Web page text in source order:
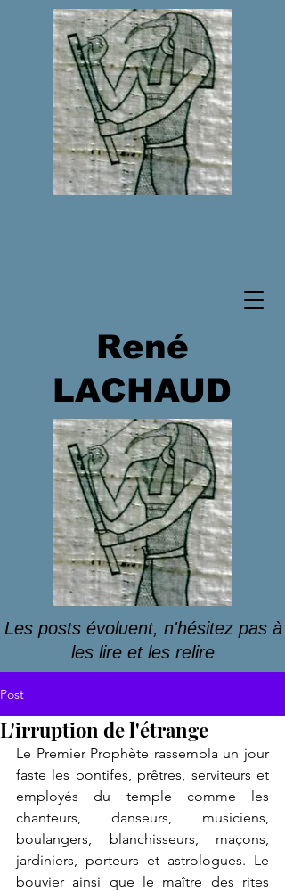
René
LACHAUD
Les posts évoluent, n'hésitez pas à
les lire et les relire
Post
L'irruption de l'étrange
Le Premier Prophète rassembla un jour
faste les pontifes, prêtres, serviteurs et
employés du temple comme les
chanteurs, danseurs, musiciens,
boulangers, blanchisseurs, maçons,
jardiniers, porteurs et astrologues. Le
bouvier ainsi que le maître des rites